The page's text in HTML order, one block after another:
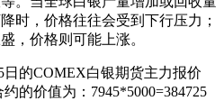
时，价格往往会受到下行压力；
，价格则可能上涨。
日的COMEX白银期货主力报价
的价值为：7945*5000=384725